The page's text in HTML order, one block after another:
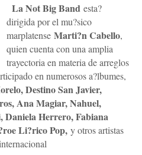
La Not Big Band esta?
dirigida por el mu?sico
marplatense Marti?n Cabello,
quien cuenta con una amplia
trayectoria en materia de arreglos
en numerosos a?lbumes,
Destino San Javier,
Ana Magiar, Nahuel,
Daniela Herrero, Fabiana
Li?rico Pop, y otros artistas